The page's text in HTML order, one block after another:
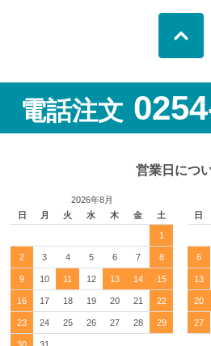
電話注文
営業日につ
2026年8月
日
月 火 水 木 金 土
1
2 3 4 5 6 7 8
9 10 11 12 13 14 15
16 17 18 19 20 21 22
23 24 25 26 27 28 29
30 31
日
6
13
20
27